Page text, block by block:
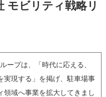
モビリティ戦略リ
ープは、「時代に応える、
実現する」を掲げ、駐車場事
領域へ事業を拡大してきまし